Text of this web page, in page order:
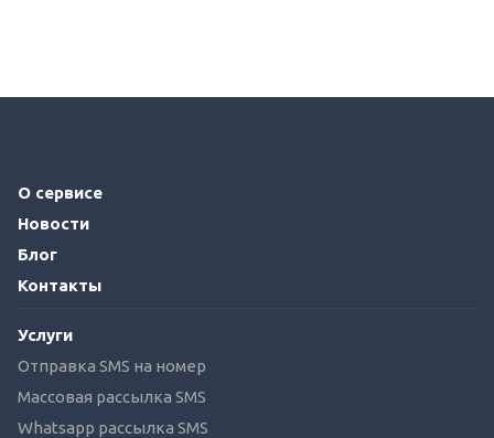
О сервисе
Новости
Блог
Контакты
Услуги
Отправка SMS на номер
Массовая рассылка SMS
Whatsapp рассылка SMS